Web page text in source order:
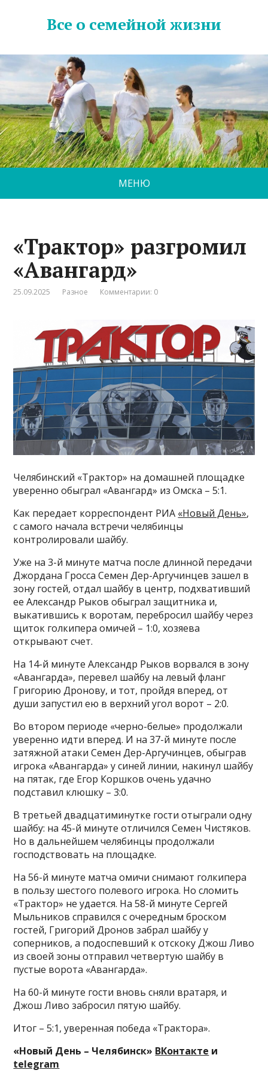
Все о семейной жизни
МЕНЮ
«Трактор» разгромил
«Авангард»
25.09.2025 Разное Комментарии: 0
Челябинский «Трактор» на домашней площадке
уверенно обыграл «Авангард» из Омска – 5:1.
Как передает корреспондент РИА «Новый День»,
с самого начала встречи челябинцы
контролировали шайбу.
Уже на 3-й минуте матча после длинной передачи
Джордана Гросса Семен Дер-Аргучинцев зашел в
зону гостей, отдал шайбу в центр, подхвативший
ее Александр Рыков обыграл защитника и,
выкатившись к воротам, перебросил шайбу через
щиток голкипера омичей – 1:0, хозяева
открывают счет.
На 14-й минуте Александр Рыков ворвался в зону
«Авангарда», перевел шайбу на левый фланг
Григорию Дронову, и тот, пройдя вперед, от
души запустил ею в верхний угол ворот – 2:0.
Во втором периоде «черно-белые» продолжали
уверенно идти вперед. И на 37-й минуте после
затяжной атаки Семен Дер-Аргучинцев, обыграв
игрока «Авангарда» у синей линии, накинул шайбу
на пятак, где Егор Коршков очень удачно
подставил клюшку – 3:0.
В третьей двадцатиминутке гости отыграли одну
шайбу: на 45-й минуте отличился Семен Чистяков.
Но в дальнейшем челябинцы продолжали
господствовать на площадке.
На 56-й минуте матча омичи снимают голкипера
в пользу шестого полевого игрока. Но сломить
«Трактор» не удается. На 58-й минуте Сергей
Мыльников справился с очередным броском
гостей, Григорий Дронов забрал шайбу у
соперников, а подоспевший к отскоку Джош Ливо
из своей зоны отправил четвертую шайбу в
пустые ворота «Авангарда».
На 60-й минуте гости вновь сняли вратаря, и
Джош Ливо забросил пятую шайбу.
Итог – 5:1, уверенная победа «Трактора».
«Новый День – Челябинск» ВКонтакте и
telegram